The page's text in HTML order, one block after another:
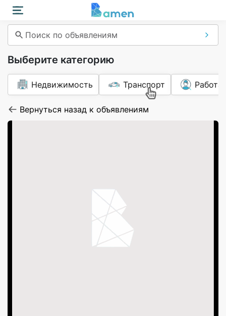
Поиск по объявлениям
Выберите категорию
Недвижимость Транспорт Работа
Вернуться назад к объявлениям